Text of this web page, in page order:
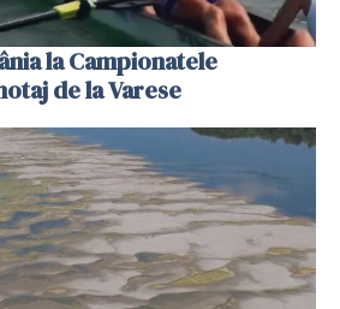
la Campionatele
de la Varese